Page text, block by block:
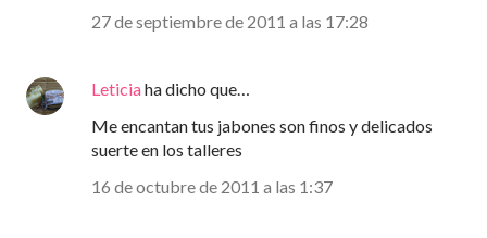
27 de septiembre de 2011 a las 17:28
Leticiaha dicho que…
Me encantan tus jabones son finos y delicados
suerte en los talleres
16 de octubre de 2011 a las 1:37